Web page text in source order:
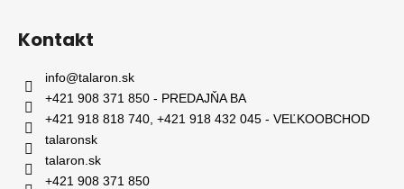
Kontakt
info@talaron.sk
+421 908 371 850 - PREDAJŇA BA
+421 918 818 740, +421 918 432 045 - VEĽKOOBCHOD
talaronsk
talaron.sk
+421 908 371 850